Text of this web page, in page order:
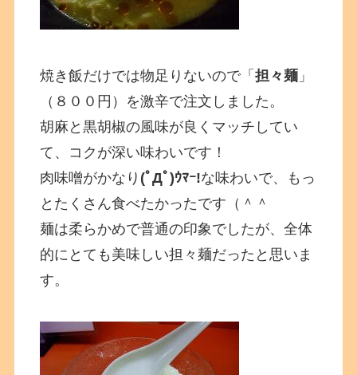
焼き飯だけでは物足りないので「担々麺 」
（８００円）を激辛で注文しました。
胡麻と黒胡椒の風味が良くマッチしてい
て、コクが深い味わいです！
肉味噌がかなり (ﾟДﾟ)ｳﾏｰ!な味わいで、もっ
とたくさん食べたかったです（＾＾
麺は柔らかめで普通の印象でしたが、全体
的にとても美味しい担々麺だったと思いま
す。